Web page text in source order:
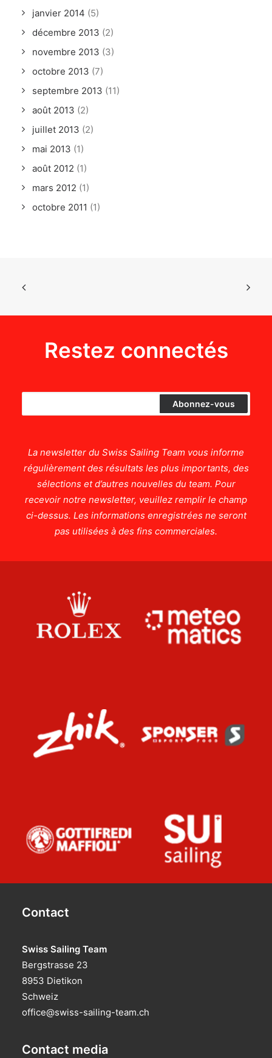
janvier 2014 (5)
décembre 2013 (2)
novembre 2013 (3)
octobre 2013 (7)
septembre 2013 (11)
août 2013 (2)
juillet 2013 (2)
mai 2013 (1)
août 2012 (1)
mars 2012 (1)
octobre 2011 (1)
Restez connectés
La newsletter du Swiss Sailing Team vous informe
régulièrement des résultats les plus importants, des
sélections et d’autres nouvelles du team. Pour
recevoir notre newsletter, veuillez remplir le champ
ci-dessus. Les informations enregistrées ne seront
pas utilisées à des fins commerciales.
Contact
Swiss Sailing Team
Bergstrasse 23
8953 Dietikon
Schweiz
office@swiss-sailing-team.ch
Contact media